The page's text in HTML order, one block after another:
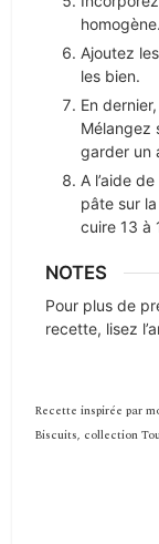
homogène.
Ajoutez
les bien.
En
Mélangez
garder un
A l’aide
pâte sur
cuire 13 à
NOTES
Pour plus de
recette, lisez
Recette inspirée par
Biscuits, collection